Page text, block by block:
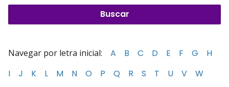
Navegar por letra inicial: A B C D E F G
H
I
J K L M N O P Q R S T U V
W